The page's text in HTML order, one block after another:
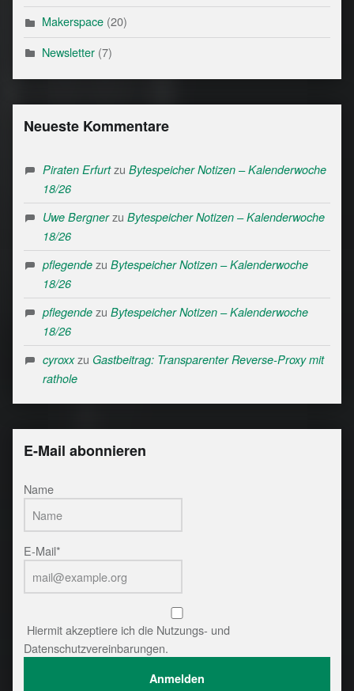
Makerspace(20)
Newsletter(7)
Neueste Kommentare
Piraten Erfurtzu Bytespeicher Notizen – Kalenderwoche
18/26
Uwe Bergnerzu Bytespeicher Notizen – Kalenderwoche
18/26
pflegendezu Bytespeicher Notizen – Kalenderwoche
18/26
pflegendezu Bytespeicher Notizen – Kalenderwoche
18/26
cyroxxzu Gastbeitrag: Transparenter Reverse-Proxy mit
rathole
E-Mail abonnieren
Name
E-Mail*
Hiermit akzeptiere ich die Nutzungs- und
Datenschutzvereinbarungen.